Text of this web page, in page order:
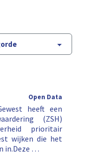
Open Data
heeft een
(ZSH)
prioritair
wijken die het
in.Deze …